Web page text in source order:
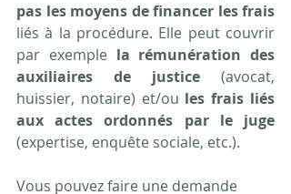
pas les moyens de financer les frais
liés à la procédure. Elle peut couvrir
par exemple la rémunération des
auxiliaires de justice (avocat,
huissier, notaire) et/ou les frais liés
aux actes ordonnés par le juge
(expertise, enquête sociale, etc.).
Vous pouvez faire une demande